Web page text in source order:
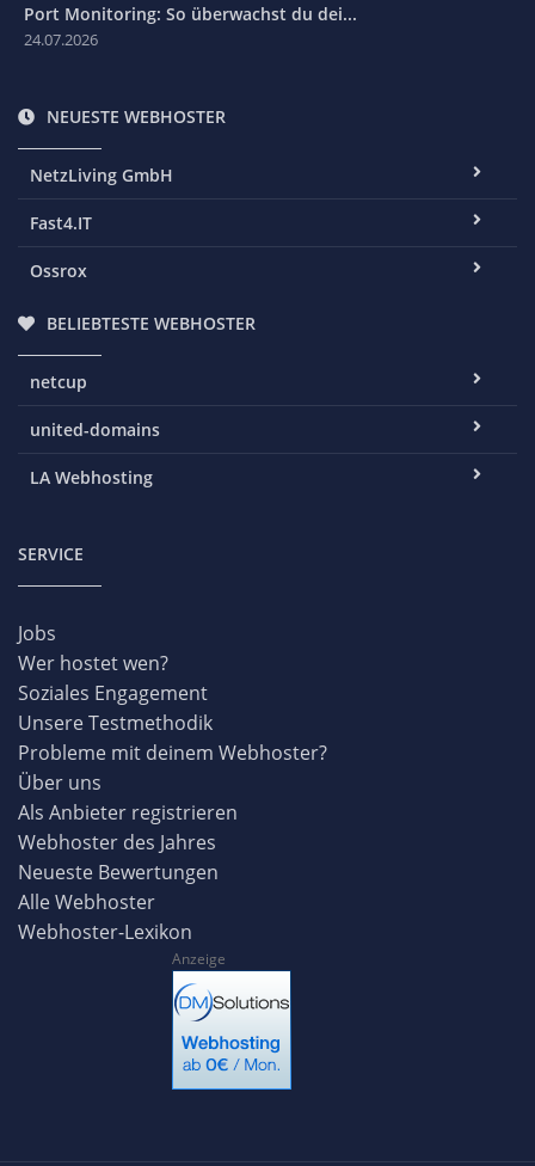
Port Monitoring: So überwachst du dei...
24.07.2026
NEUESTE WEBHOSTER
NetzLiving GmbH
Fast4.IT
Ossrox
BELIEBTESTE WEBHOSTER
netcup
united-domains
LA Webhosting
SERVICE
Jobs
Wer hostet wen?
Soziales Engagement
Unsere Testmethodik
Probleme mit deinem Webhoster?
Über uns
Als Anbieter registrieren
Webhoster des Jahres
Neueste Bewertungen
Alle Webhoster
Webhoster-Lexikon
Anzeige